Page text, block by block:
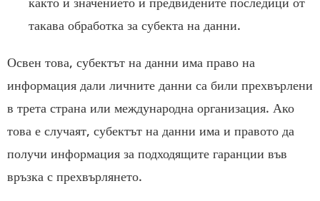
такава обработка за субекта на данни.
Освен това, субектът на данни има право на
информация дали личните данни са били прехвърлени
в трета страна или международна организация. Ако
това е случаят, субектът на данни има и правото да
получи информация за подходящите гаранции във
връзка с прехвърлянето.